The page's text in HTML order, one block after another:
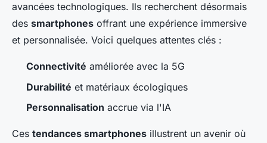
avancées technologiques. Ils recherchent désormais
des smartphones offrant une expérience immersive
et personnalisée. Voici quelques attentes clés :
Connectivité améliorée avec la 5G
Durabilité et matériaux écologiques
Personnalisation accrue via l'IA
Ces tendances smartphones illustrent un avenir où